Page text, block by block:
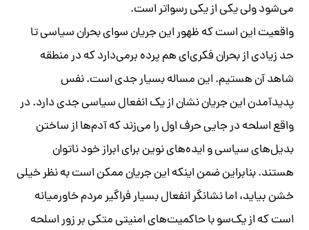
می‌شود ولی یکی از یکی رسوا‌تر است.
واقعیت این است که ظهور این جریان سوای بحران سیاسی تا
حد زیادی از بحران فکری‌ای هم پرده برمی‌دارد که در منطقه
شاهد آن هستیم. این مساله بسیار جدی است. نفس
پدیدآمدن این جریان نشان از یک انفعال سیاسی جدی دارد. در
واقع اسلحه در جایی حرف اول را می‌زند که آدم‌ها از ساختن
بدیل‌های سیاسی و ایده‌های نوین برای ابراز خود ناتوان‌
هستند. بنابراین ضمن اینکه این جریان ممکن است به نظر خیلی
خشن بیاید، اما نشانگر انفعال بسیار فراگیر مردم خاورمیانه
است که از یک‌سو با حاکمیت‌های امنیتی متکی بر زور اسلحه